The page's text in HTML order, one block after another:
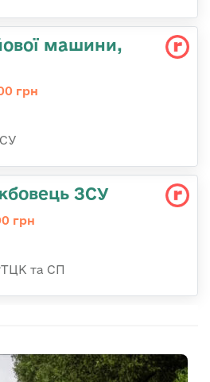
машини,
грн
ЗСУ
грн
та СП